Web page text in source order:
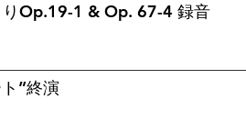
りOp.19-1 & Op. 67-4 録音
”終演